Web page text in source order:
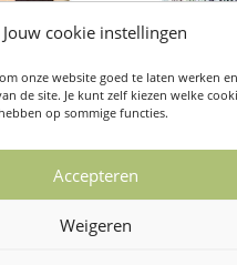
Jouw cookie instellingen
onze website goed te laten werken
de site. Je kunt zelf kiezen welke
op sommige functies.
Accepteren
Weigeren
Flower
Toevoegen aan
5